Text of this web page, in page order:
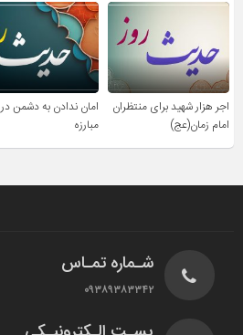
اجر هزار شهید برای منتظران
امام زمان(عج)
امان ندادن به دشمن در
مبارزه
شـماره تمـاس
۰۹۳۸۹۳۸۳۳۴۲